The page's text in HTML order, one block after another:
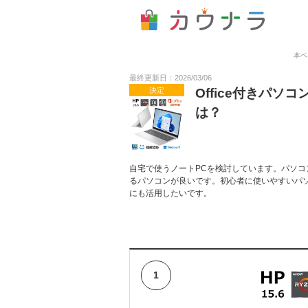
本
最終更新日：2026/03/06
決定
Office付きパソコ
は？
自宅で使うノートPCを検討しています。パソ
るパソコンが良いです。初心者に使いやすい
にも活用したいです。
1